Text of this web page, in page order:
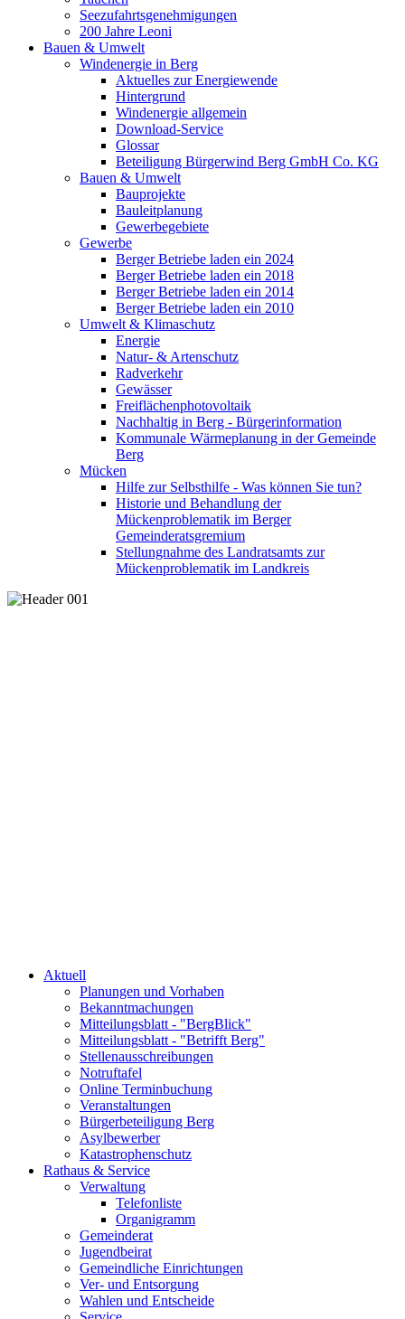
Seezufahrtsgenehmigungen
200 Jahre Leoni
Bauen & Umwelt
Windenergie in Berg
Aktuelles zur Energiewende
Hintergrund
Windenergie allgemein
Download-Service
Glossar
Beteiligung Bürgerwind Berg GmbH Co. KG
Bauen & Umwelt
Bauprojekte
Bauleitplanung
Gewerbegebiete
Gewerbe
Berger Betriebe laden ein 2024
Berger Betriebe laden ein 2018
Berger Betriebe laden ein 2014
Berger Betriebe laden ein 2010
Umwelt & Klimaschutz
Energie
Natur- & Artenschutz
Radverkehr
Gewässer
Freiflächenphotovoltaik
Nachhaltig in Berg - Bürgerinformation
Kommunale Wärmeplanung in der Gemeinde
Berg
Mücken
Hilfe zur Selbsthilfe - Was können Sie tun?
Historie und Behandlung der
Mückenproblematik im Berger
Gemeinderatsgremium
Stellungnahme des Landratsamts zur
Mückenproblematik im Landkreis
Aktuell
Planungen und Vorhaben
Bekanntmachungen
Mitteilungsblatt - "BergBlick"
Mitteilungsblatt - "Betrifft Berg"
Stellenausschreibungen
Notruftafel
Online Terminbuchung
Veranstaltungen
Bürgerbeteiligung Berg
Asylbewerber
Katastrophenschutz
Rathaus & Service
Verwaltung
Telefonliste
Organigramm
Gemeinderat
Jugendbeirat
Gemeindliche Einrichtungen
Ver- und Entsorgung
Wahlen und Entscheide